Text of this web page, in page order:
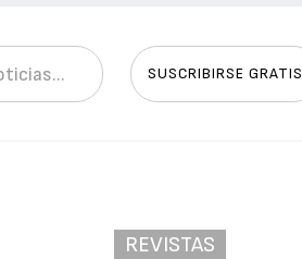
SUSCRIBIRSE GRATIS
REVISTAS